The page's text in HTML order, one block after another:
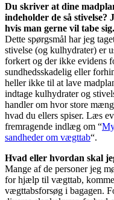
Du skriver at dine
indeholder de så
hvis man gerne vil tabe sig.
Dette spørgsmål har jeg
stivelse (og kulhydrater) er
forkert og der ikke evidens
sundhedsskadelig eller
heller ikke til at lave
indtage kulhydrater og
handler om hvor store
hvad du ellers spiser. Læs
fremragende indlæg om “
sandheder om vægttab“.
Hvad eller hvordan skal
Mange af de personer jeg
for hjælp til vægttab,
vægttabsforsøg i bagagen.